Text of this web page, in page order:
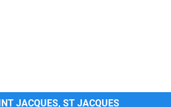
JACQUES, ST JACQUES